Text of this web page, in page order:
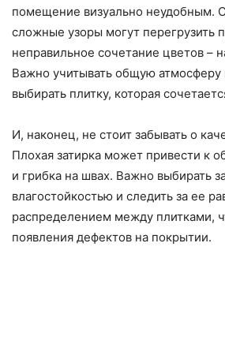
помещение визуально неудобным.
сложные узоры могут перегрузить
неправильное сочетание цветов –
Важно учитывать общую атмосферу
выбирать плитку, которая
И, наконец, не стоит забывать о
Плохая затирка может привести к
и грибка на швах. Важно выбирать
влагостойкостью и следить за ее
распределением между плитками,
появления дефектов на покрытии.